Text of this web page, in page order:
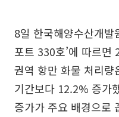
8일 한국해양수산개발
포트 330호’에 따르면
권역 항만 화물 처리
기간보다 12.2% 증가
증가가 주요 배경으로